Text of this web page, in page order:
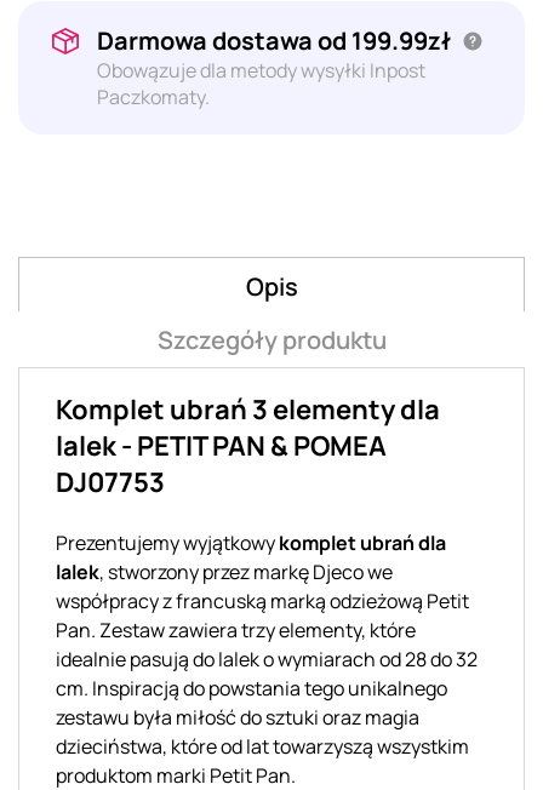
Darmowa dostawa od 199.99zł
Obowązuje dla metody wysyłki Inpost
Paczkomaty.
Opis
Szczegóły produktu
Komplet ubrań 3 elementy dla
lalek - PETIT PAN & POMEA
DJ07753
Prezentujemy wyjątkowykomplet ubrań dla
lalek, stworzony przez markę Djeco we
współpracy z francuską marką odzieżową Petit
Pan. Zestaw zawiera trzy elementy, które
idealnie pasują do lalek o wymiarach od 28 do 32
cm. Inspiracją do powstania tego unikalnego
zestawu była miłość do sztuki oraz magia
dzieciństwa, które od lat towarzyszą wszystkim
produktom marki Petit Pan.